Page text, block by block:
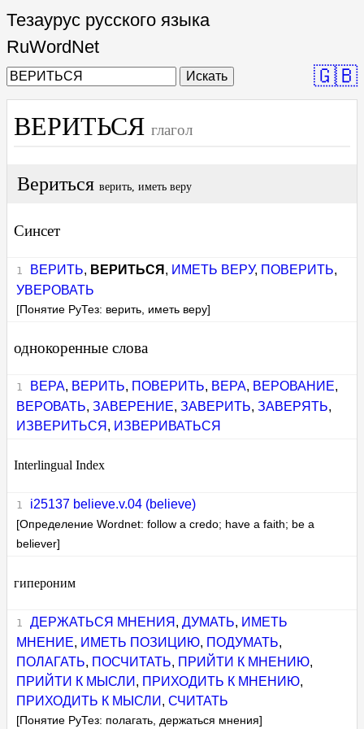
Тезаурус русского языка
RuWordNet
Искать 🇬🇧
ВЕРИТЬСЯ глагол
Вериться верить, иметь веру
Синсет
ВЕРИТЬ, ВЕРИТЬСЯ , ИМЕТЬ ВЕРУ, ПОВЕРИТЬ,
УВЕРОВАТЬ
[Понятие РуТез: верить, иметь веру]
однокоренные слова
ВЕРА, ВЕРИТЬ, ПОВЕРИТЬ, ВЕРА, ВЕРОВАНИЕ,
ВЕРОВАТЬ,ЗАВЕРЕНИЕ,ЗАВЕРИТЬ,ЗАВЕРЯТЬ,
ИЗВЕРИТЬСЯ , ИЗВЕРИВАТЬСЯ
Interlingual Index
i25137 believe.v.04 (believe)
[Определение Wordnet: follow a credo; have a faith; be a
believer]
гипероним
ДЕРЖАТЬСЯ МНЕНИЯ , ДУМАТЬ, ИМЕТЬ
МНЕНИЕ, ИМЕТЬ ПОЗИЦИЮ, ПОДУМАТЬ,
ПОЛАГАТЬ, ПОСЧИТАТЬ, ПРИЙТИ К МНЕНИЮ,
ПРИЙТИ К МЫСЛИ , ПРИХОДИТЬ К МНЕНИЮ,
ПРИХОДИТЬ К МЫСЛИ ,СЧИТАТЬ
[Понятие РуТез: полагать, держаться мнения]